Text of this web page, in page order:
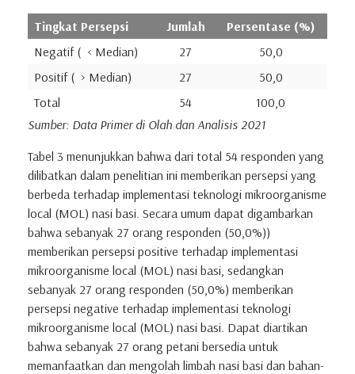
Tingkat Persepsi Jumlah
Persentase (%)
Negatif ( < Median)
27
50,0
Positif ( > Median)
27
50,0
Total
54
100,0
Sumber: Data Primer di Olah dan Analisis 2021
Tabel 3 menunjukkan bahwa dari total 54 responden yang
dilibatkan dalam penelitian ini memberikan persepsi yang
berbeda terhadap implementasi teknologi mikroorganisme
local (MOL) nasi basi. Secara umum dapat digambarkan
bahwa sebanyak 27 orang responden (50,0%))
memberikan persepsi positive terhadap implementasi
mikroorganisme local (MOL) nasi basi, sedangkan
sebanyak 27 orang responden (50,0%) memberikan
persepsi negative terhadap implementasi teknologi
mikroorganisme local (MOL) nasi basi. Dapat diartikan
bahwa sebanyak 27 orang petani bersedia untuk
memanfaatkan dan mengolah limbah nasi basi dan bahan-